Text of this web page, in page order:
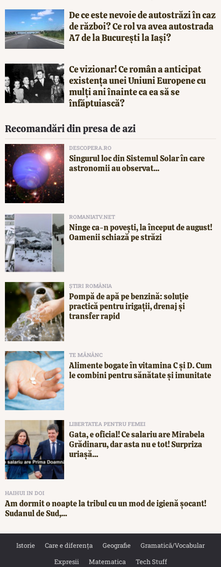
De ce este nevoie de autostrăzi în caz
de război? Ce rol va avea autostrada
A7 de la București la Iași?
Ce vizionar! Ce român a anticipat
existența unei Uniuni Europene cu
mulți ani înainte ca ea să se
înfăptuiască?
Recomandări din presa de azi
DESCOPERA.RO
Singurul loc din Sistemul Solar în care
astronomii au observat...
ROMANIATV.NET
Ninge ca-n povești, la început de august!
Oamenii schiază pe străzi
ȘTIRI ROMÂNIA
Pompă de apă pe benzină: soluție
practică pentru irigații, drenaj și
transfer rapid
TE MĂNÂNC
Alimente bogate în vitamina C și D. Cum
le combini pentru sănătate și imunitate
LIBERTATEA PENTRU FEMEI
Gata, e oficial! Ce salariu are Mirabela
Grădinaru, dar asta nu e tot! Surpriza
uriașă...
HAIHUI IN DOI
Am dormit o noapte la tribul cu un mod de igienă șocant!
Sudanul de Sud,...
Istorie Care e diferența Geografie
Gramatică/Vocabular
Expresii
Matematica Tech Stuff